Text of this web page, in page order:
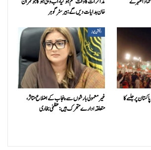
خان ہدایات دیں گے: بیرسٹر گوہر
مینار پاکستان پر جلسے کا
الیکشن نیوز
غیرمعمولی بارشوں سے پنجاب کے اضلاع متاثر،
متعلقہ ادارے متحرک ہیں: عظمیٰ بخاری